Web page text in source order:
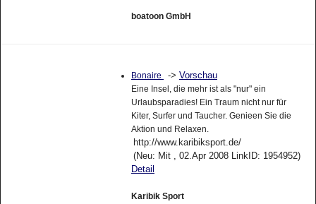
boatoon GmbH
Bonaire -> Vorschau
Eine Insel, die mehr ist als "nur" ein
Urlaubsparadies! Ein Traum nicht nur für
Kiter, Surfer und Taucher. Genieen Sie die
Aktion und Relaxen.
http://www.karibiksport.de/
(Neu: Mit , 02.Apr 2008 LinkID: 1954952)
Detail
Karibik Sport